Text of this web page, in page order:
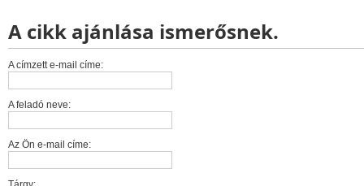
A cikk ajánlása ismerősnek.
A címzett e-mail címe:
A feladó neve:
Az Ön e-mail címe: